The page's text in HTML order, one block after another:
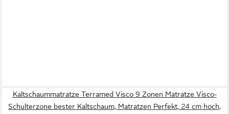
Kaltschaummatratze Terramed Visco 9 Zonen Matratze Visco-
Schulterzone bester Kaltschaum, Matratzen Perfekt, 24 cm hoch,